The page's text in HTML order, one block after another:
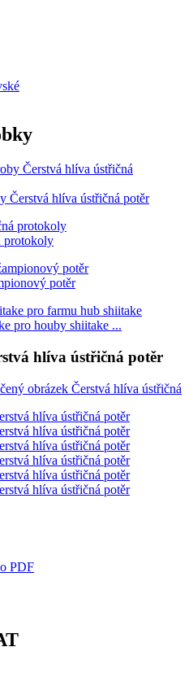
Čerstvá hlíva ústřičná potěr
protokoly
potěr
pro houby shiitake ...
hlíva ústřičná potěr
PDF